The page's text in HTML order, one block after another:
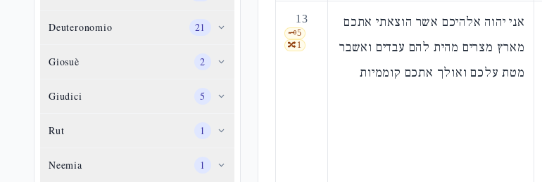
Deuteronomio 21
Giosuè 2
Giudici 5
Rut 1
Neemia 1
13
🗝️5
🔀1
אני יהוה אלהיכם אשר הוצאתי אתכם
מארץ מצרים מהית להם עבדים ואשבר
מטת עלכם ואולך אתכם קוממיות